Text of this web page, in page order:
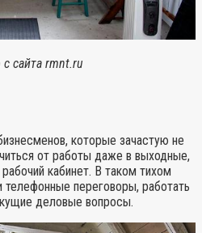
сайта rmnt.ru
которые зачастую не
от работы даже в выходные,
кабинет. В таком тихом
переговоры, работать
деловые вопросы.